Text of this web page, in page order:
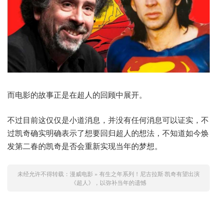
而电影的故事正是在超人的回顾中展开。
不过目前这仅仅是小道消息，并没有任何消息可以证实，不
过凯奇确实明确表示了想要回归超人的想法，不知道如今焕
发第二春的凯奇是否会重新实现当年的梦想。
未经允许不得转载： 漫威电影 » 有生之年系列！尼古拉斯·凯奇有望出演
《超人》，以弥补当年的遗憾